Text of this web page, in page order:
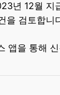
년 12월 지
을 검토합니
앱을 통해